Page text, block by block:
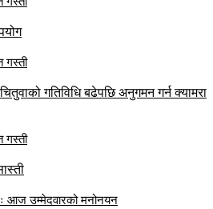
गतिविधि बढेपछि अनुगमन गर्न क्यामरा
आज उम्मेदवारको मनोनयन